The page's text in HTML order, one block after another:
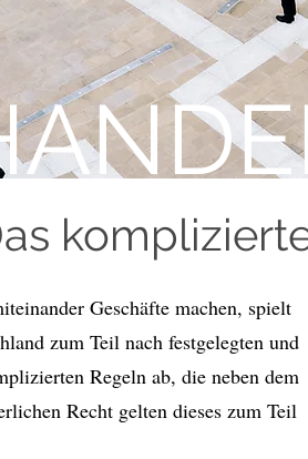
Geschäfte machen, spielt
zum Teil nach festgelegten und
Regeln ab, die neben dem
Recht gelten dieses zum Teil